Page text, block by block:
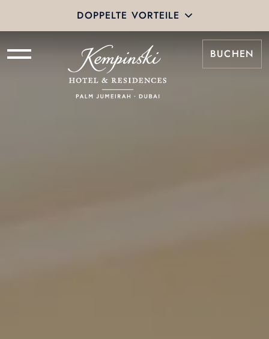
DOPPELTE VORTEILE
BUCHEN